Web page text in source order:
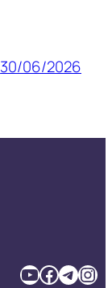
30/06/2026
YouTube Facebook TelegramInstagram